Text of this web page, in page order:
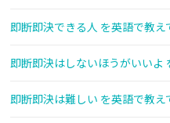
即断即決できる人 を英語で教え
即断即決はしないほうがいいよ
即断即決は難しい を英語で教え